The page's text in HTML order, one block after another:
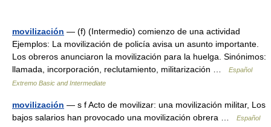
movilización — (f) (Intermedio) comienzo de una actividad
Ejemplos: La movilización de policía avisa un asunto importante.
Los obreros anunciaron la movilización para la huelga. Sinónimos:
llamada, incorporación, reclutamiento, militarización …
Español
Extremo Basic and Intermediate
movilización — s f Acto de movilizar: una movilización militar, Los
bajos salarios han provocado una movilización obrera …
Español